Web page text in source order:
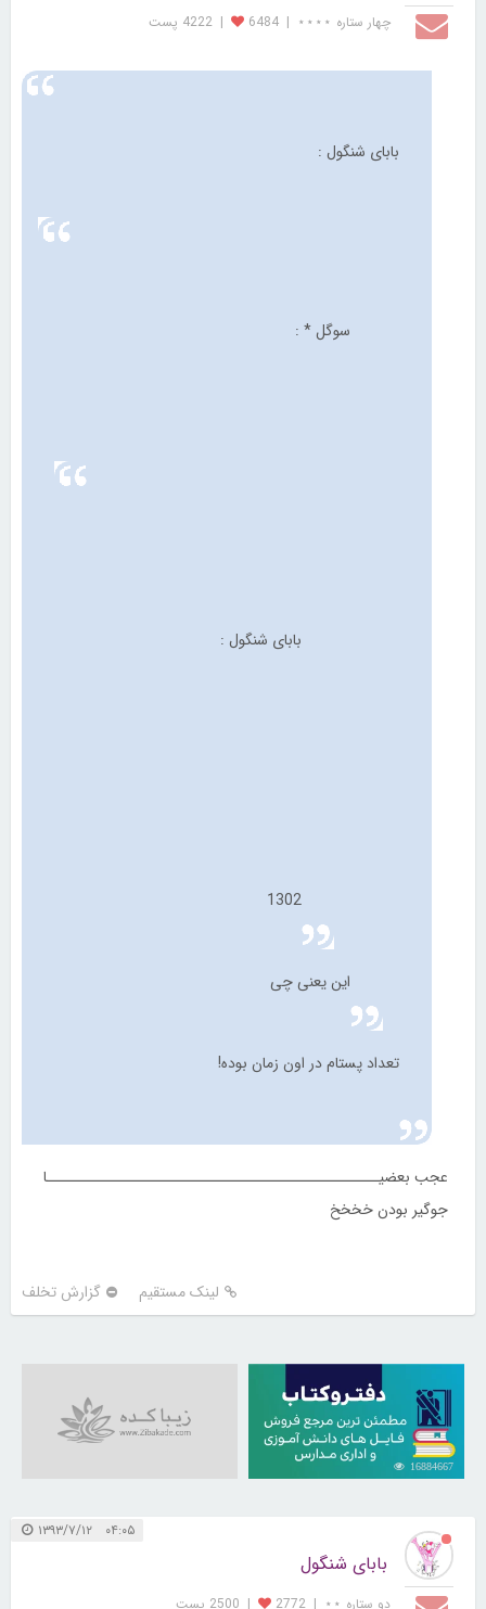
چهار ستاره ⋆⋆⋆⋆ |
6484
| 4222 پست
بابای شنگول :
سوگل * :
بابای شنگول :
1302
این یعنی چی
تعداد پستام در اون زمان بوده!
عجب بعضیـــــــــــــــــــــــــــــــــــــــــــــــــــا
جوگیر بودن خخخخ
لینک مستقیم گزارش تخلف
16884667
۰۴:۰۵ ۱۳۹۳/۷/۱۲
بابای شنگول
دو ستاره ⋆⋆ |
2772
| 2500 پست